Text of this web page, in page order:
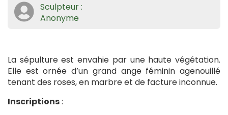
Sculpteur :
Anonyme
La sépulture est envahie par une haute végétation.
Elle est ornée d’un grand ange féminin agenouillé
tenant des roses, en marbre et de facture inconnue.
Inscriptions: